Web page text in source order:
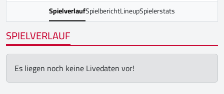
SpielverlaufSpielberichtLineupSpielerstats
SPIELVERLAUF
Es liegen noch keine Livedaten vor!